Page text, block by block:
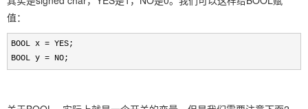
值：
BOOL x = YES;
BOOL y = NO;